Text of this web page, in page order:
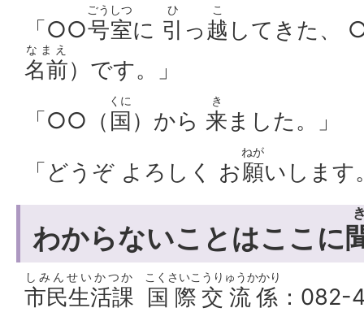
「○○号室
ごうしつ
に 引
ひ
っ越
こ
してきた、
名前
なまえ
）です。」
「○○（ 国
くに
）から 来
き
ました。」
「どうぞ よろしく お願
ねが
いします
わからないことはここに
市民生活課
しみんせいかつか
国際交流係
こくさいこうりゅうかかり
：